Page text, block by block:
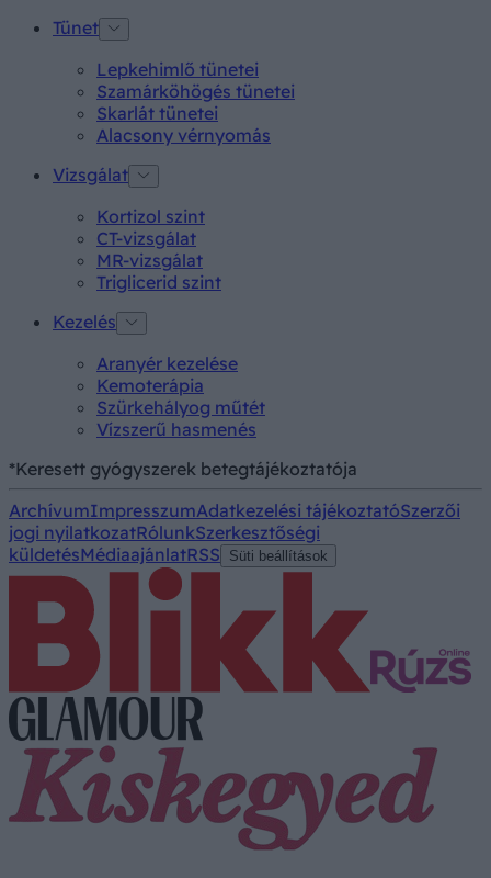
Tünet
Lepkehimlő tünetei
Szamárköhögés tünetei
Skarlát tünetei
Alacsony vérnyomás
Vizsgálat
Kortizol szint
CT-vizsgálat
MR-vizsgálat
Triglicerid szint
Kezelés
Aranyér kezelése
Kemoterápia
Szürkehályog műtét
Vízszerű hasmenés
*Keresett gyógyszerek betegtájékoztatója
ArchívumImpresszumAdatkezelési tájékoztatóSzerzői
jogi nyilatkozatRólunkSzerkesztőségi
küldetésMédiaajánlatRSS Süti beállítások